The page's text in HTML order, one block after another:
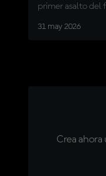
primer asalto del
31 may 2026
Crea